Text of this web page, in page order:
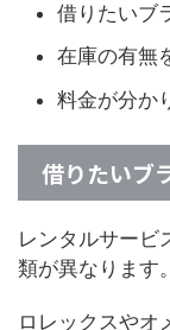
借りたいブ
在庫の有無
料金が分か
借りたいブ
レンタルサービ
類が異なります。
ロレックスやオ